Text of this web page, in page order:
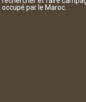
occupé par le Maroc.